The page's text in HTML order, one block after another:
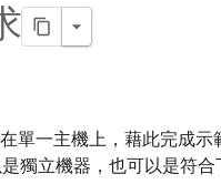
單一主機上，藉此完成
獨立機器，也可以是符合